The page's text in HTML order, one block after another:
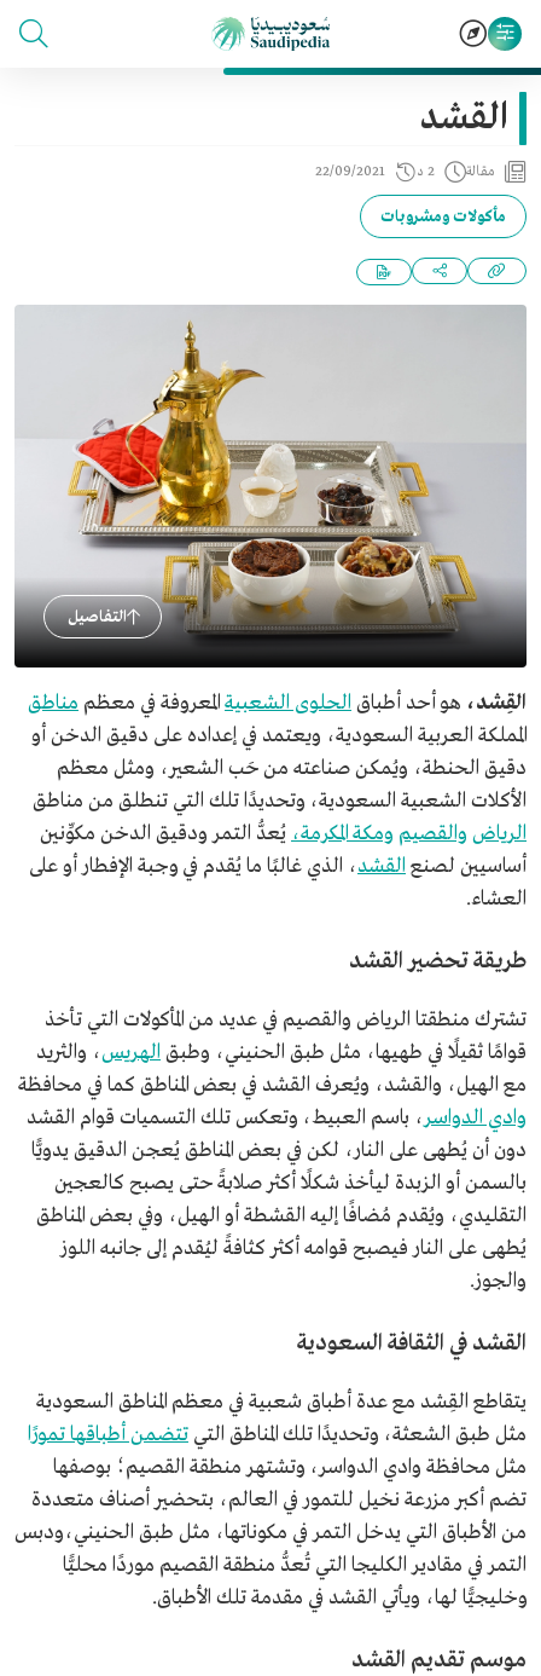
القشد
مقالة 2 د 22/09/2021
مأكولات ومشروبات
التفاصيل
القِشد، هو أحد أطباق الحلوى الشعبيةالمعروفة في معظم مناطق
المملكة العربية السعودية، ويعتمد في إعداده على دقيق الدخن أو
دقيق الحنطة، ويُمكن صناعته من حَب الشعير، ومثل معظم
الأكلات الشعبية السعودية، وتحديدًا تلك التي تنطلق من مناطق
الرياض والقصيم ومكة المكرمة، يُعدُّ التمر ودقيق الدخن مكوِّنين
أساسيين لصنع القشد، الذي غالبًا ما يُقدم في وجبة الإفطار أو على
العشاء.
طريقة تحضير القشد
تشترك منطقتا الرياض والقصيم في عديد من المأكولات التي تأخذ
قوامًا ثقيلًا في طهيها، مثل طبق الحنيني، وطبق الهريس، والثريد
مع الهيل، والقشد، ويُعرف القشد في بعض المناطق كما في محافظة
وادي الدواسر، باسم العبيط، وتعكس تلك التسميات قوام القشد
دون أن يُطهى على النار، لكن في بعض المناطق يُعجن الدقيق يدويًّا
بالسمن أو الزبدة ليأخذ شكلًا أكثر صلابةً حتى يصبح كالعجين
التقليدي، ويُقدم مُضافًا إليه القشطة أو الهيل، وفي بعض المناطق
يُطهى على النار فيصبح قوامه أكثر كثافةً ليُقدم إلى جانبه اللوز
والجوز.
القشد في الثقافة السعودية
يتقاطع القِشد مع عدة أطباق شعبية في معظم المناطق السعودية
مثل طبق الشعثة، وتحديدًا تلك المناطق التي تتضمن أطباقها تمورًا
مثل محافظة وادي الدواسر، وتشتهر منطقة القصيم؛ بوصفها
تضم أكبر مزرعة نخيل للتمور في العالم، بتحضير أصناف متعددة
من الأطباق التي يدخل التمر في مكوناتها، مثل طبق الحنيني،ودبس
التمر في مقادير الكليجا التي تُعدُّ منطقة القصيم موردًا محليًّا
وخليجيًّا لها، ويأتي القشد في مقدمة تلك الأطباق.
موسم تقديم القشد